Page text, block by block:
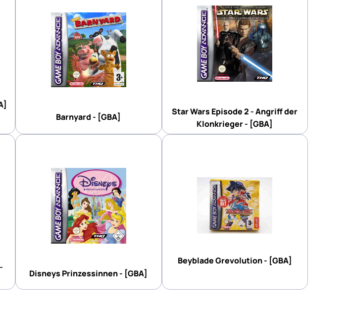
Barnyard - [GBA]
Star Wars Episode 2 - Angriff der
Klonkrieger - [GBA]
Disneys Prinzessinnen - [GBA]
Beyblade Grevolution - [GBA]